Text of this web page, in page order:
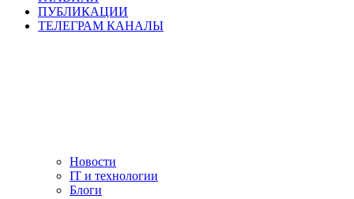
ПУБЛИКАЦИИ
ТЕЛЕГРАМ КАНАЛЫ
Новости
IT и технологии
Блоги